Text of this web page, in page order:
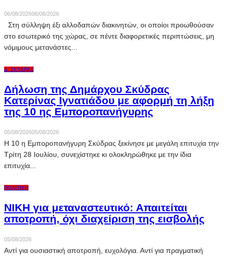
06/08/202606/08/2026
Στη σύλληψη έξι αλλοδαπών διακινητών, οι οποίοι προωθούσαν
στο εσωτερικό της χώρας, σε πέντε διαφορετικές περιπτώσεις, μη
νόμιμους μετανάστες...
Δ. ΣΚΎΔΡΑΣ
Δήλωση της Δημάρχου Σκύδρας
Κατερίνας Ιγνατιάδου με αφορμή τη λήξη
της 10 ης Εμποροπανήγυρης
05/08/202605/08/2026
Η 10 η Εμποροπανήγυρη Σκύδρας ξεκίνησε με μεγάλη επιτυχία την
Τρίτη 28 Ιουλίου, συνεχίστηκε κι ολοκληρώθηκε με την ίδια
επιτυχία...
ΠΟΛΙΤΙΚΉ
ΝΙΚΗ για μεταναστευτικό: Απαιτείται
αποτροπή, όχι διαχείριση της εισβολής
05/08/2026
Αντί για ουσιαστική αποτροπή, ευχολόγια. Αντί για πραγματική